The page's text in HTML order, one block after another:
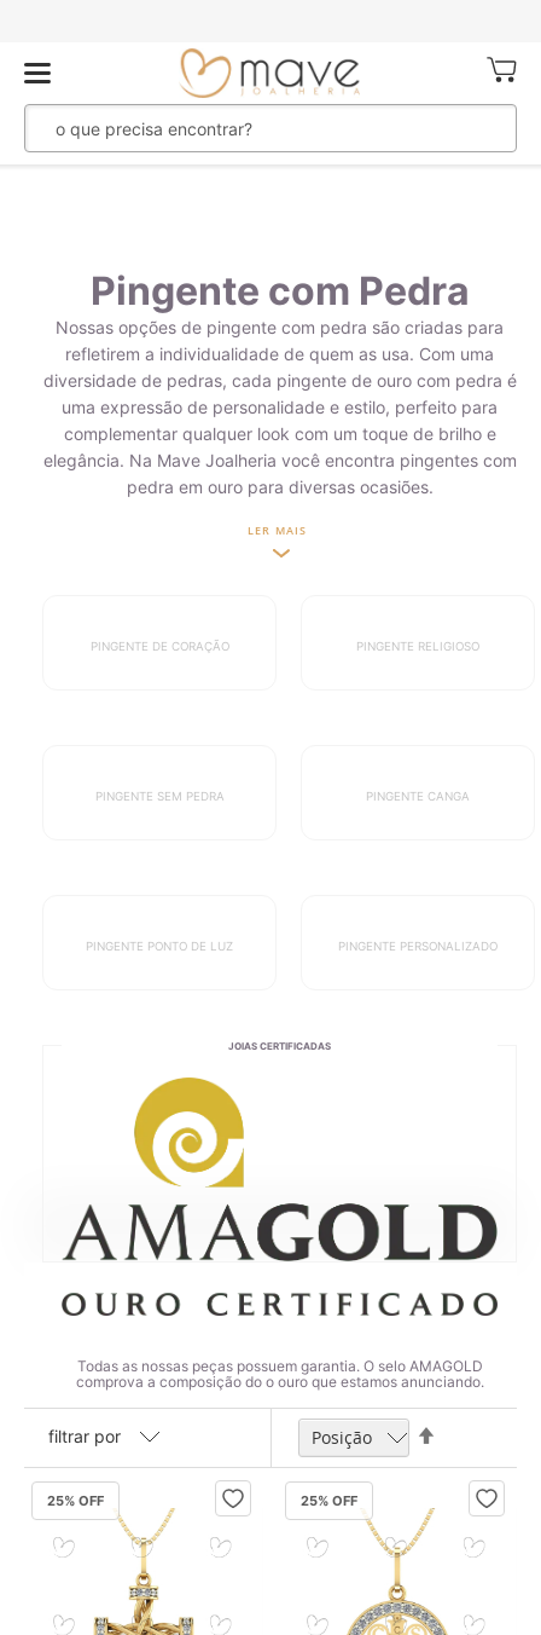
Meu
Pingente com Pedra
Nossas opções de pingente com pedra são criadas para
refletirem a individualidade de quem as usa. Com uma
diversidade de pedras, cada pingente de ouro com pedra é
uma expressão de personalidade e estilo, perfeito para
complementar qualquer look com um toque de brilho e
elegância. Na Mave Joalheria você encontra pingentes com
pedra em ouro para diversas ocasiões.
LER MAIS
PINGENTE DE CORAÇÃO PINGENTE RELIGIOSO
PINGENTE SEM PEDRA PINGENTE CANGA
PINGENTE PONTO DE LUZ PINGENTE PERSONALIZADO
JOIAS CERTIFICADAS
Todas as nossas peças possuem garantia. O selo AMAGOLD
comprova a composição do o ouro que estamos anunciando.
Definir
Decrescente
25% OFF 25% OFF
filtrar por